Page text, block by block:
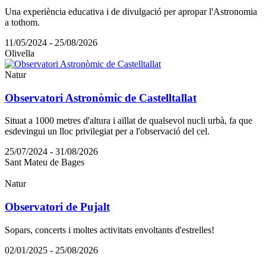
Una experiència educativa i de divulgació per apropar l'Astronomia
a tothom.
11/05/2024 - 25/08/2026
Olivella
Natur
Observatori Astronòmic de Castelltallat
Situat a 1000 metres d'altura i aïllat de qualsevol nucli urbà, fa que
esdevingui un lloc privilegiat per a l'observació del cel.
25/07/2024 - 31/08/2026
Sant Mateu de Bages
Natur
Observatori de Pujalt
Sopars, concerts i moltes activitats envoltants d'estrelles!
02/01/2025 - 25/08/2026